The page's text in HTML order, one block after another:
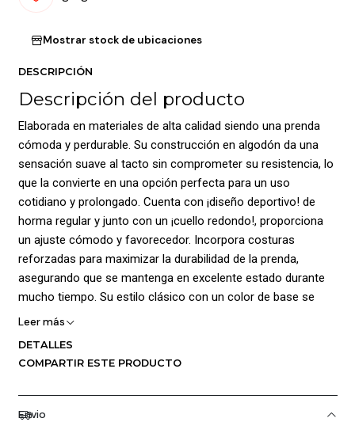
Mostrar stock de ubicaciones
DESCRIPCIÓN
Descripción del producto
Elaborada en materiales de alta calidad siendo una prenda
cómoda y perdurable. Su construcción en algodón da una
sensación suave al tacto sin comprometer su resistencia, lo
que la convierte en una opción perfecta para un uso
cotidiano y prolongado. Cuenta con ¡diseño deportivo! de
horma regular y junto con un ¡cuello redondo!, proporciona
un ajuste cómodo y favorecedor. Incorpora costuras
reforzadas para maximizar la durabilidad de la prenda,
asegurando que se mantenga en excelente estado durante
mucho tiempo. Su estilo clásico con un color de base se
realza aún más con el logo y gráficos de la marca
Leer más
DETALLES
COMPARTIR ESTE PRODUCTO
Envio